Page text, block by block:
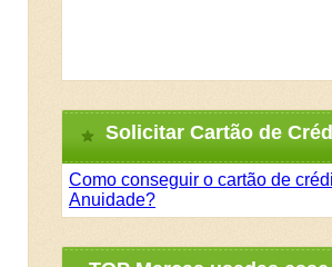
Solicitar Cartão de
Como conseguir o cartão de
Anuidade?